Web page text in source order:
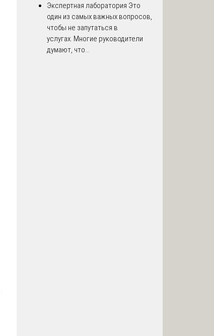
Экспертная лаборатория Это
один из самых важных вопросов,
чтобы не запутаться в
услугах. Многие руководители
думают, что...